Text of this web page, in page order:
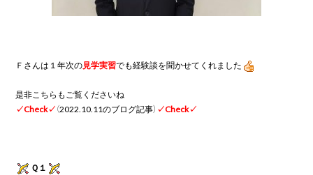
Ｆさんは １年次の見学実習でも経験談を聞かせてくれました
✓Check✓（2022.10.11のブログ記事） ✓Check✓
Ｑ１